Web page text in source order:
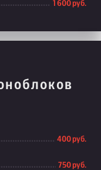
1 600 руб.
400 руб.
750 руб.